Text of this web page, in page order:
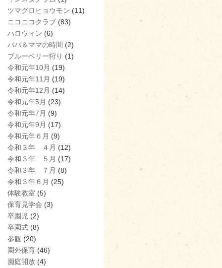
ツマグロヒョウモン (11)
ニコニコクラブ (83)
ハロウィン (6)
パパ＆ママの時間 (2)
ブルーベリー狩り (1)
令和元年10月 (19)
令和元年11月 (19)
令和元年12月 (14)
令和元年5月 (23)
令和元年7月 (9)
令和元年9月 (17)
令和元年６月 (9)
令和３年 ４月 (12)
令和３年 ５月 (17)
令和３年 ７月 (8)
令和３年６月 (25)
体験教室 (5)
保育見学会 (3)
卒園児 (2)
卒園式 (8)
参観 (20)
園外保育 (46)
園庭開放 (4)